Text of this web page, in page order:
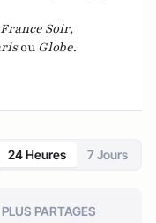
France Soir,
ou Globe.
24 Heures 7 Jours
PLUS PARTAGES